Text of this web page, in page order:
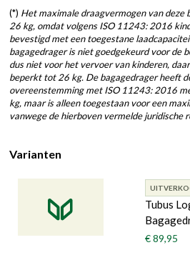
(*) Het maximale draagvermogen van deze
26 kg, omdat volgens ISO 11243: 2016
bevestigd met een toegestane
bagagedrager is niet goedgekeurd voor de
dus niet voor het vervoer van kinderen,
beperkt tot 26 kg. De bagagedrager heeft
overeenstemming met ISO 11243: 2016
kg, maar is alleen toegestaan ​​voor een
vanwege de hierboven vermelde juridische
Varianten
Tubus
€ 89,95